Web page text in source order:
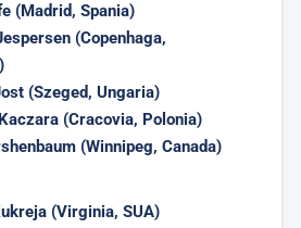
(Madrid, Spania)
(Copenhaga,
(Szeged, Ungaria)
(Cracovia, Polonia)
(Winnipeg, Canada)
(Virginia, SUA)